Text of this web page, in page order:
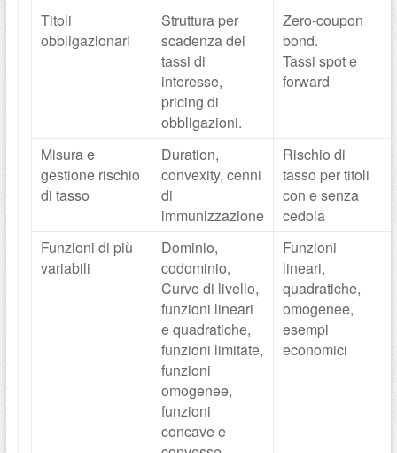
Titoli
obbligazionari
Struttura per
scadenza dei
tassi di
interesse,
pricing di
obbligazioni.
Zero-coupon
bond.
Tassi spot e
forward
Misura e
gestione rischio
di tasso
Duration,
convexity, cenni
di
immunizzazione
Rischio di
tasso per titoli
con e senza
cedola
Funzioni di più
variabili
Dominio,
codominio,
Curve di livello,
funzioni lineari
e quadratiche,
funzioni limitate,
funzioni
omogenee,
funzioni
concave e
Funzioni
lineari,
quadratiche,
omogenee,
esempi
economici